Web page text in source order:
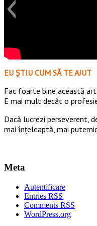
EU ȘTIU CUM SĂ TE AJUT
Fac foarte bine această
E mai mult decât o
Dacă lucrezi perseverent,
mai înțeleaptă, mai
Meta
Autentificare
Entries RSS
Comments RSS
WordPress.org